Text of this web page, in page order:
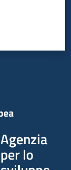
Agenzia
per lo